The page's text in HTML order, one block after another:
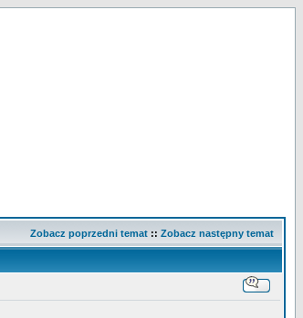
Zobacz poprzedni temat :: Zobacz następny temat